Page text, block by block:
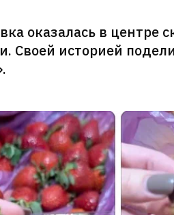
оказалась в центре
Своей историей